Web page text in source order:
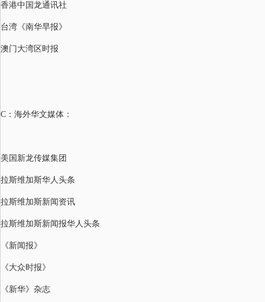
香港中国龙通讯社
台湾《南华早报》
澳门大湾区时报
C： 海外华文媒体：
美国新龙传媒集团
拉斯维加斯华人头条
拉斯维加斯新闻资讯
拉斯维加斯新闻报华人头条
《新闻报》
《大众时报》
《新华》杂志